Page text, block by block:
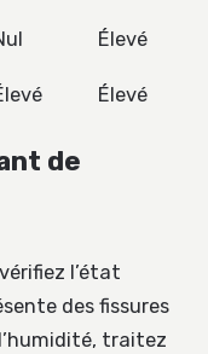
Élevé
Élevé
de
l’état
des fissures
traitez